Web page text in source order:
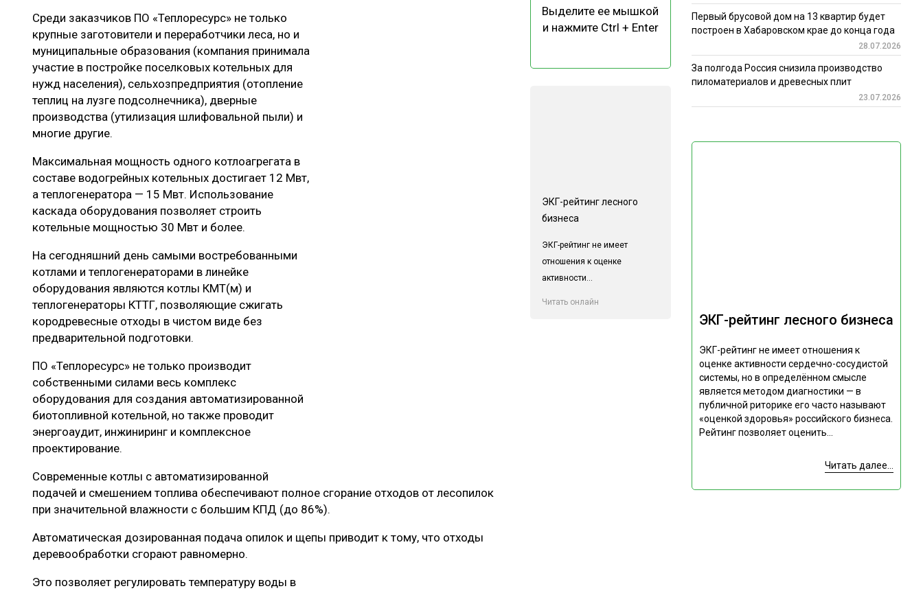
Среди заказчиков ПО «Теплоресурс» не только
крупные заготовители и переработчики леса, но и
муниципальные образования (компания принимала
участие в постройке поселковых котельных для
нужд населения), сельхозпредприятия (отопление
теплиц на лузге подсолнечника), дверные
производства (утилизация шлифовальной пыли) и
многие другие.
Максимальная мощность одного котлоагрегата в
составе водогрейных котельных достигает 12 Мвт,
а теплогенератора — 15 Мвт. Использование
каскада оборудования позволяет строить
котельные мощностью 30 Мвт и более.
На сегодняшний день самыми востребованными
котлами и теплогенераторами в линейке
оборудования являются котлы КМТ(м) и
теплогенераторы КТТГ, позволяющие сжигать
кородревесные отходы в чистом виде без
предварительной подготовки.
ПО «Теплоресурс» не только производит
собственными силами весь комплекс
оборудования для создания автоматизированной
биотопливной котельной, но также проводит
энергоаудит, инжиниринг и комплексное
проектирование.
Современные котлы с автоматизированной
подачей и смешением топлива обеспечивают полное сгорание отходов от лесопилок
при значительной влажности с большим КПД (до 86%).
Автоматическая дозированная подача опилок и щепы приводит к тому, что отходы
деревообработки сгорают равномерно.
Это позволяет регулировать температуру воды в
Выделите ее мышкой
и нажмите Ctrl + Enter
ЭКГ-рейтинг лесного
бизнеса
ЭКГ-рейтинг не имеет
отношения к оценке
активности...
Читать онлайн
ЭКГ-рейтинг лесного бизнеса
ЭКГ-рейтинг не имеет отношения к
оценке активности сердечно-сосудистой
системы, но в определённом смысле
является методом диагностики — в
публичной риторике его часто называют
«оценкой здоровья» российского бизнеса.
Рейтинг позволяет оценить...
Читать далее...
Первый брусовой дом на 13 квартир будет
построен в Хабаровском крае до конца года
28.07.2026
За полгода Россия снизила производство
пиломатериалов и древесных плит
23.07.2026